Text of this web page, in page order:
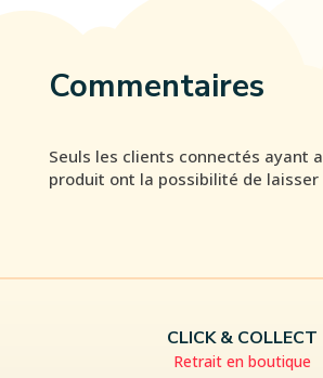
Commentaires
Seuls les clients connectés ayant
produit ont la possibilité de laisser
CLICK & COLLECT
Retrait en boutique